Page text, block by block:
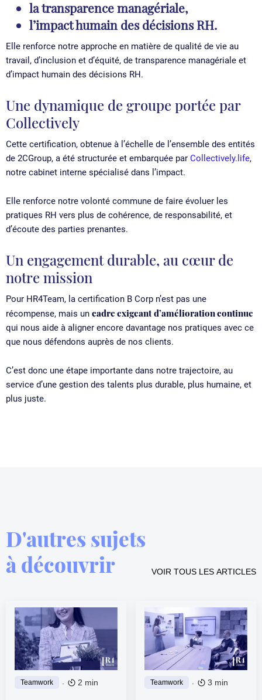
la transparence managériale,
l’impact humain des décisions RH.
Elle renforce notre approche en matière de qualité de vie au
travail, d’inclusion et d’équité, de transparence managériale et
d’impact humain des décisions RH.
Une dynamique de groupe portée par
Collectively
Cette certification, obtenue à l’échelle de l’ensemble des entités
de 2CGroup, a été structurée et embarquée par Collectively.life,
notre cabinet interne spécialisé dans l’impact.
Elle renforce notre volonté commune de faire évoluer les
pratiques RH vers plus de cohérence, de responsabilité, et
d’écoute des parties prenantes.
Un engagement durable, au cœur de
notre mission
Pour HR4Team, la certification B Corp n’est pas une
récompense, mais un cadre exigeant d’amélioration continue
qui nous aide à aligner encore davantage nos pratiques avec ce
que nous défendons auprès de nos clients.
C’est donc une étape importante dans notre trajectoire, au
service d’une gestion des talents plus durable, plus humaine, et
plus juste.
D'autres sujets
à découvrir
VOIR TOUS LES ARTICLES
Teamwork 2 min Teamwork 3 min